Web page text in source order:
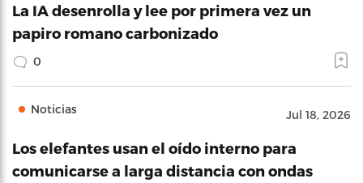
La IA desenrolla y lee por primera vez un
papiro romano carbonizado
0
Noticias Jul 18, 2026
Los elefantes usan el oído interno para
comunicarse a larga distancia con ondas